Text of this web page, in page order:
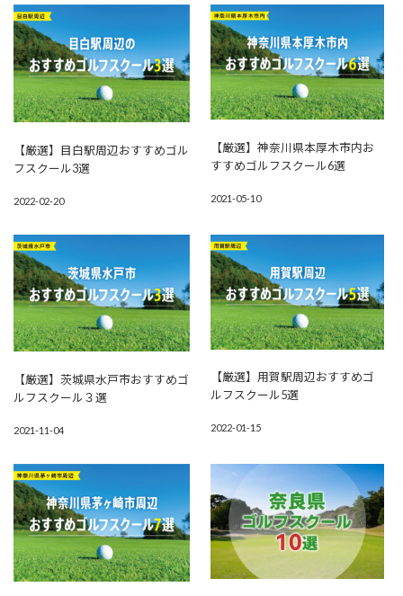
【厳選】目白駅周辺おすすめゴル
フスクール3選
2022-02-20
【厳選】神奈川県本厚木市内お
すすめゴルフスクール6選
2021-05-10
【厳選】茨城県水戸市おすすめゴ
ルフスクール３選
2021-11-04
【厳選】用賀駅周辺おすすめゴ
ルフスクール5選
2022-01-15